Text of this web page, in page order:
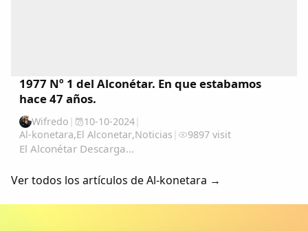
1977 Nº 1 del Alconétar. En que estabamos
hace 47 años.
Wifredo | 10-10-2024|
Al-konetara,El Alconetar,Noticias | 9897 visit
El Alconétar Descarga...
Ver todos los artículos de Al-konetara →